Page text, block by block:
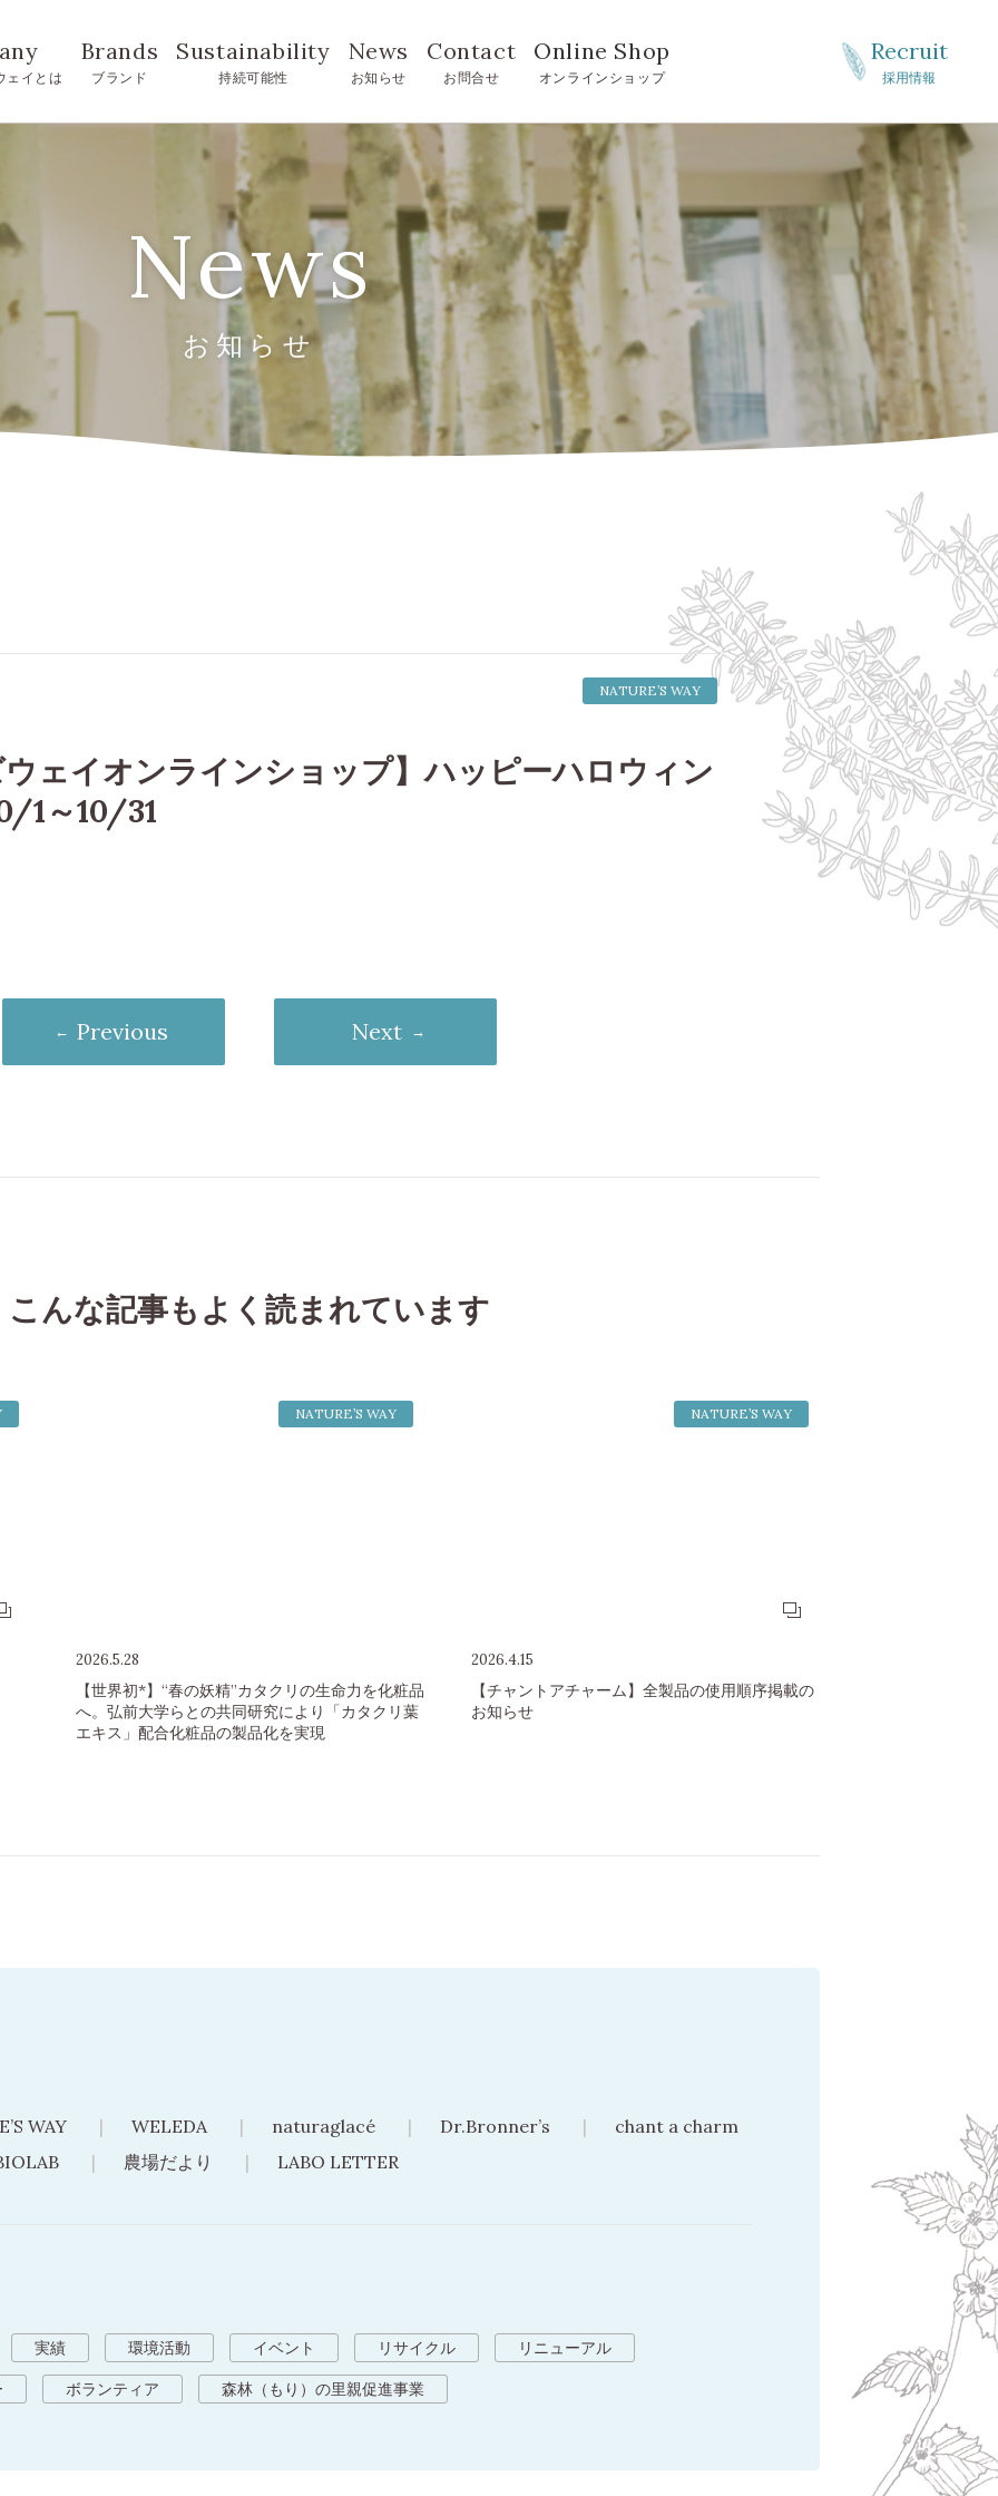
Recruit
採用情報
ェイとは
Brands
ブランド
Sustainability
持続可能性
News
お知らせ
Contact
お問合せ
Online Shop
オンラインショップ
News
お知らせ
NATURE’S WAY
ウェイオンラインショップ】ハッピーハロウィン
1～10/31
Previous Next
こんな記事もよく読まれています
NATURE’S WAY
2026.5.28
【世界初*】“春の妖精”カタクリの生命力を化粧品
へ。弘前大学らとの共同研究により「カタクリ葉
エキス」配合化粧品の製品化を実現
NATURE’S WAY
2026.4.15
【チャントアチャーム】全製品の使用順序掲載の
お知らせ
WAY WELEDA naturaglacé Dr.Bronner’s
chant a charm
農場だより LABO LETTER
実績 環境活動 イベント リサイクル リニューアル
ボランティア 森林（もり）の里親促進事業